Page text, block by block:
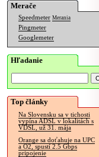
Merače
Speedmeter Merania
Pingmeter
Googlemeter
Hľadanie
Top články
Na Slovensku sa v tichosti
vypína ADSL v lokalitách s
VDSL, už 31. mája
Orange sa doťahuje na UPC
a O2, spustí 2.5 Gbps
pripojenie